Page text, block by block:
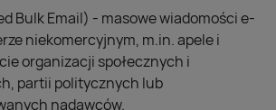
Bulk Email) - masowe wiadomości e-
niekomercyjnym, m.in. apele i
organizacji społecznych i
partii politycznych lub
nadawców.